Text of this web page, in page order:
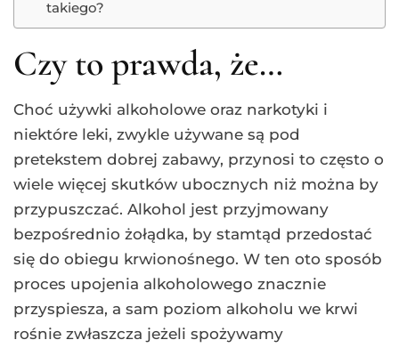
takiego?
Czy to prawda, że…
Choć używki alkoholowe oraz narkotyki i
niektóre leki, zwykle używane są pod
pretekstem dobrej zabawy, przynosi to często o
wiele więcej skutków ubocznych niż można by
przypuszczać. Alkohol jest przyjmowany
bezpośrednio żołądka, by stamtąd przedostać
się do obiegu krwionośnego. W ten oto sposób
proces upojenia alkoholowego znacznie
przyspiesza, a sam poziom alkoholu we krwi
rośnie zwłaszcza jeżeli spożywamy